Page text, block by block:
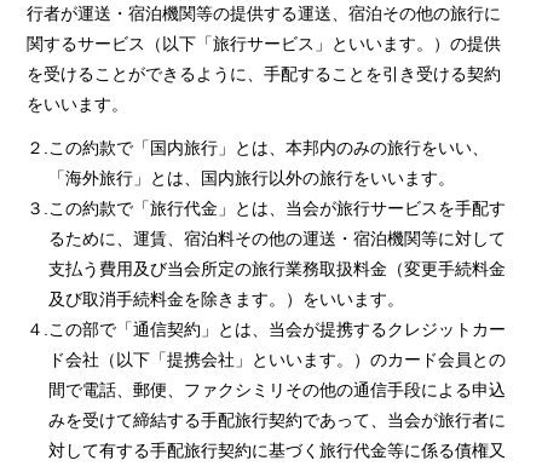
行者が運送・宿泊機関等の提供する運送、宿泊その他の旅行に
関するサービス（以下「旅行サービス」といいます。）の提供
を受けることができるように、手配することを引き受ける契約
をいいます。
２.この約款で「国内旅行」とは、本邦内のみの旅行をいい、
「海外旅行」とは、国内旅行以外の旅行をいいます。
３.この約款で「旅行代金」とは、当会が旅行サービスを手配す
るために、運賃、宿泊料その他の運送・宿泊機関等に対して
支払う費用及び当会所定の旅行業務取扱料金（変更手続料金
及び取消手続料金を除きます。）をいいます。
４.この部で「通信契約」とは、当会が提携するクレジットカー
ド会社（以下「提携会社」といいます。）のカード会員との
間で電話、郵便、ファクシミリその他の通信手段による申込
みを受けて締結する手配旅行契約であって、当会が旅行者に
対して有する手配旅行契約に基づく旅行代金等に係る債権又